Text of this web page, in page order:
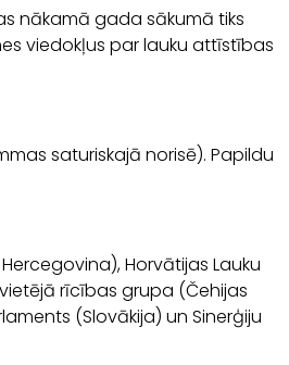
nākamā gada sākumā tiks
viedokļus par lauku attīstības
saturiskajā norisē). Papildu
Horvātijas Lauku
rīcības grupa (Čehijas
(Slovākija) un Sinerģiju